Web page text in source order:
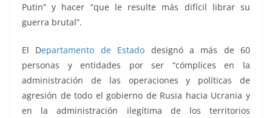
Putin” y hacer “que le resulte más difícil librar su
guerra brutal”.
El Departamento de Estado designó a más de 60
personas y entidades por ser “cómplices en la
administración de las operaciones y políticas de
agresión de todo el gobierno de Rusia hacia Ucrania y
en la administración ilegítima de los territorios